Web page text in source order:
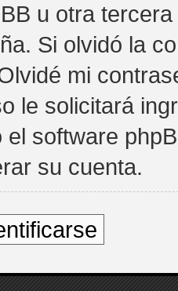
u otra
Si olvidó la
mi
le solicitará
el software
su cuenta.